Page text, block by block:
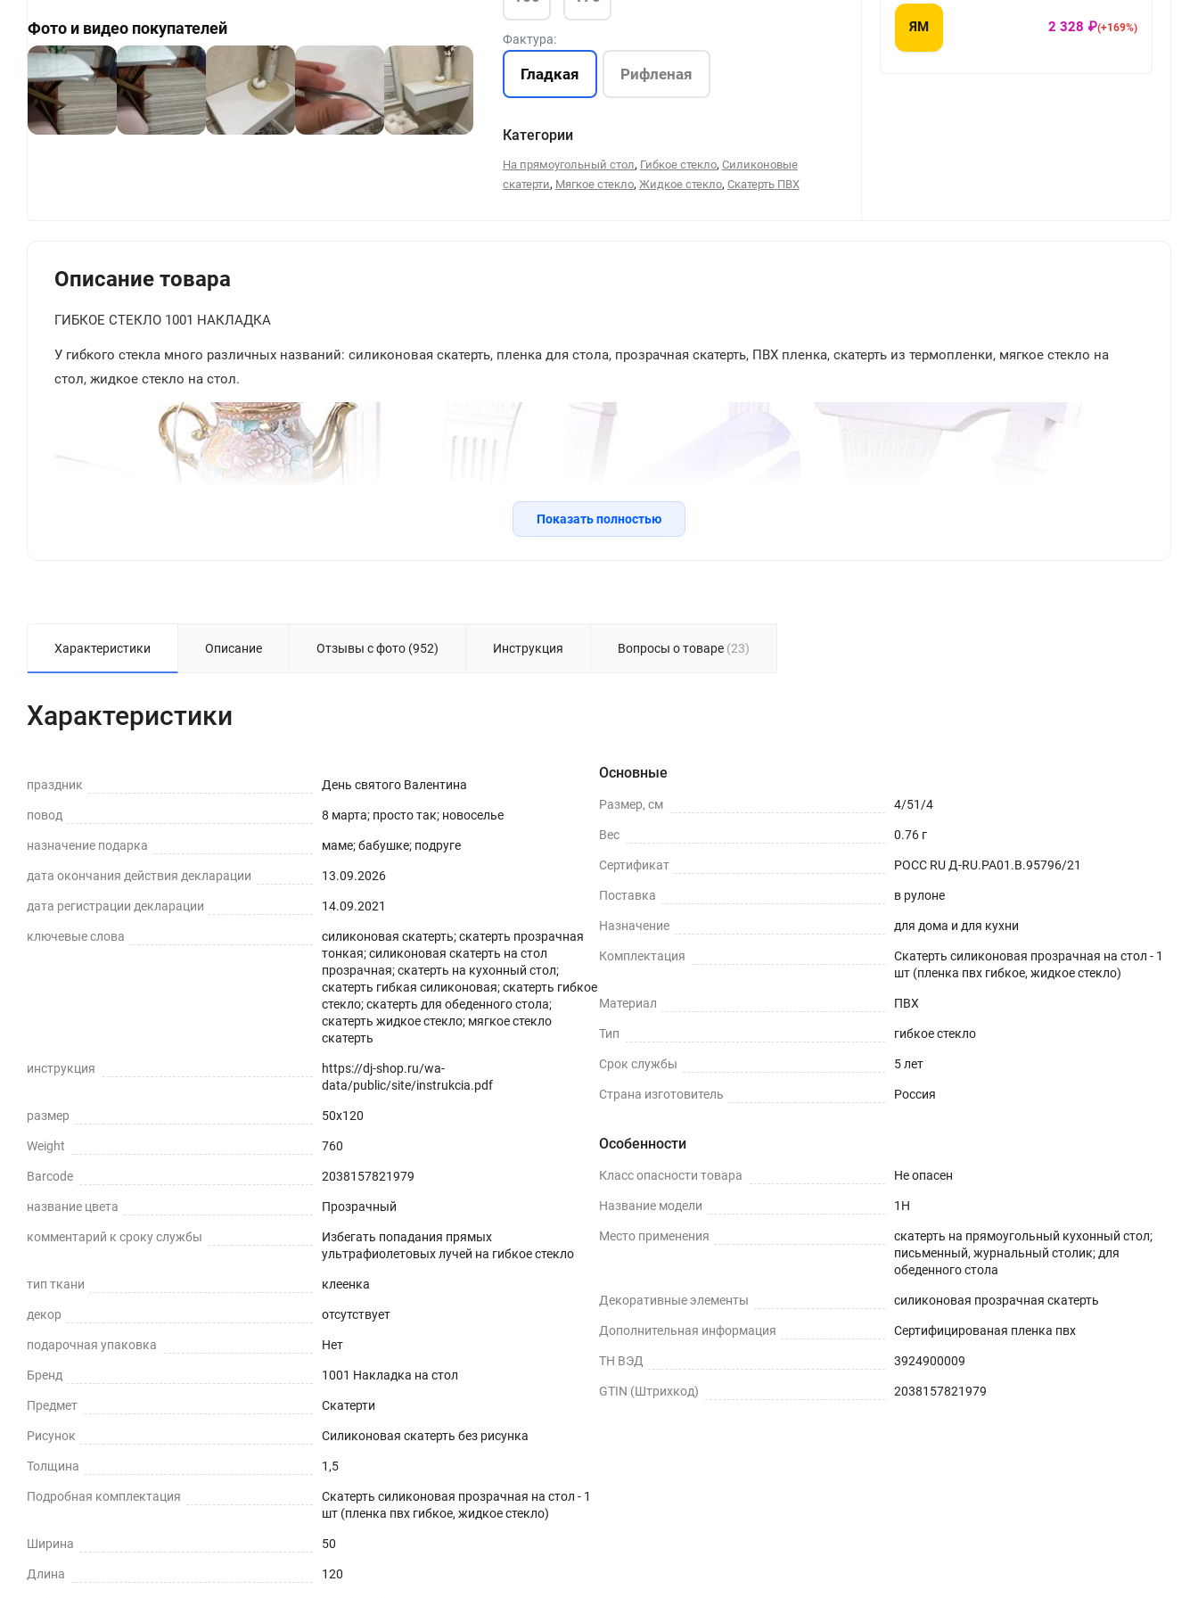
Фото и видео покупателей
Фактура:
Гладкая Рифленая
Категории
На прямоугольный стол, Гибкое стекло, Силиконовые
скатерти, Мягкое стекло, Жидкое стекло, Скатерть ПВХ
ЯМ 2 328 ₽(+169%)
Описание товара
ГИБКОЕ СТЕКЛО 1001 НАКЛАДКА
У гибкого стекла много различных названий: силиконовая скатерть, пленка для стола, прозрачная скатерть, ПВХ пленка, скатерть из термопленки, мягкое стекло на
стол, жидкое стекло на стол.
практичное решение для защиты плоских горизонтальных поверхностей и скатертей, а также для улучшения их внешнего вида. Для производства используется
экологически чистый ПВХ-материал с характеристиками водонепроницаемости, нескользкости, термостойкости (максимум до 70°С).
Прозрачная и Гибкая
Не скрывает натуральный цвет вашего стола или скатерти.
Приглушает звон столовых приборов.
Безопасно
Для людей и животных
Показать полностью
Характеристики Описание Отзывы с фото (952) Инструкция Вопросы о товаре (23)
Характеристики
праздник День святого Валентина
повод 8 марта; просто так; новоселье
назначение подарка маме; бабушке; подруге
дата окончания действия декларации 13.09.2026
дата регистрации декларации 14.09.2021
ключевые слова
силиконовая скатерть; скатерть прозрачная
тонкая; силиконовая скатерть на стол
прозрачная; скатерть на кухонный стол;
скатерть гибкая силиконовая; скатерть гибкое
стекло; скатерть для обеденного стола;
скатерть жидкое стекло; мягкое стекло
скатерть
инструкция
https://dj-shop.ru/wa-
data/public/site/instrukcia.pdf
размер 50x120
Weight 760
Barcode 2038157821979
название цвета Прозрачный
комментарий к сроку службы
Избегать попадания прямых
ультрафиолетовых лучей на гибкое стекло
тип ткани клеенка
декор отсутствует
подарочная упаковка Нет
Бренд 1001 Накладка на стол
Предмет Скатерти
Рисунок Силиконовая скатерть без рисунка
Толщина 1,5
Подробная комплектация
Скатерть силиконовая прозрачная на стол - 1
шт (пленка пвх гибкое, жидкое стекло)
Ширина 50
Длина 120
Основные
Размер, см 4/51/4
Вес 0.76 г
Сертификат РОСС RU Д-RU.РА01.В.95796/21
Поставка в рулоне
Назначение для дома и для кухни
Комплектация
Скатерть силиконовая прозрачная на стол - 1
шт (пленка пвх гибкое, жидкое стекло)
Материал ПВХ
Тип гибкое стекло
Срок службы 5 лет
Страна изготовитель Россия
Особенности
Класс опасности товара Не опасен
Название модели 1H
Место применения
скатерть на прямоугольный кухонный стол;
письменный, журнальный столик; для
обеденного стола
Декоративные элементы силиконовая прозрачная скатерть
Дополнительная информация Сертифицированая пленка пвх
ТН ВЭД 3924900009
GTIN (Штрихкод) 2038157821979